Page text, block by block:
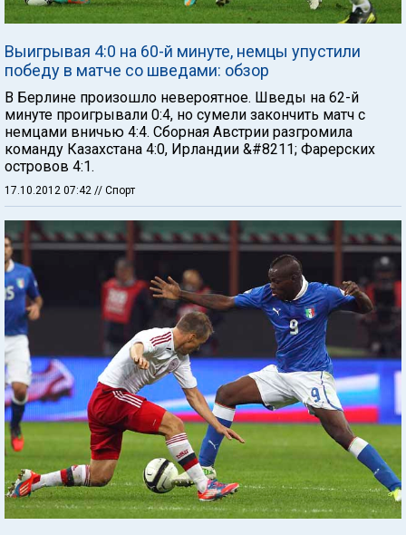
Выигрывая 4:0 на 60-й минуте, немцы упустили
победу в матче со шведами: обзор
В Берлине произошло невероятное. Шведы на 62-й
минуте проигрывали 0:4, но сумели закончить матч с
немцами вничью 4:4. Сборная Австрии разгромила
команду Казахстана 4:0, Ирландии &#8211; Фарерских
островов 4:1.
17.10.2012 07:42 // Спорт